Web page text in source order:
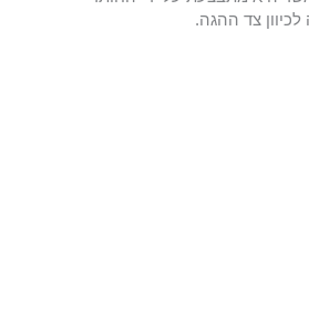
צד ההגה.